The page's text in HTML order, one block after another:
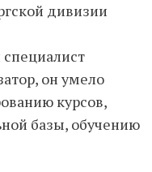
дивизии
он умело
курсов,
базы, обучению